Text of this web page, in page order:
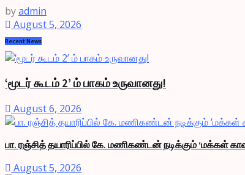
byadmin
August 5, 2026
Recent News
‘மூடர் கூடம் 2’ ம் பாகம் உருவானது!
August 6, 2026
பா. ரஞ்சித் தயாரிப்பில் கே. மணிகண்டன் நடிக்கும் ‘மக்கள்
August 5, 2026